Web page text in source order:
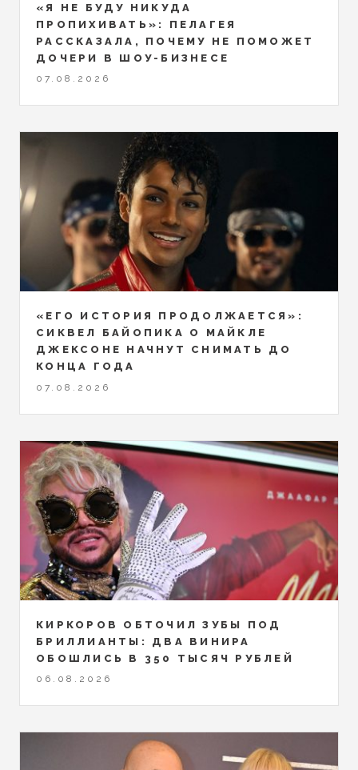
«Я НЕ БУДУ НИКУДА
ПРОПИХИВАТЬ»: ПЕЛАГЕЯ
РАССКАЗАЛА, ПОЧЕМУ НЕ ПОМОЖЕТ
ДОЧЕРИ В ШОУ-БИЗНЕСЕ
07.08.2026
«ЕГО ИСТОРИЯ ПРОДОЛЖАЕТСЯ»:
СИКВЕЛ БАЙОПИКА О МАЙКЛЕ
ДЖЕКСОНЕ НАЧНУТ СНИМАТЬ ДО
КОНЦА ГОДА
07.08.2026
КИРКОРОВ ОБТОЧИЛ ЗУБЫ ПОД
БРИЛЛИАНТЫ: ДВА ВИНИРА
ОБОШЛИСЬ В 350 ТЫСЯЧ РУБЛЕЙ
06.08.2026